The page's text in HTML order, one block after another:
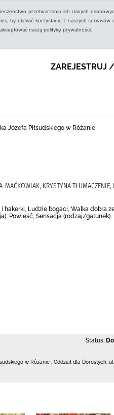
przetwarzania ich danych
by ułatwić korzystanie z naszych
naszą politykę prywatności.
ZAREJESTRUJ
Józefa Piłsudskiego w Różanie
MAĆKOWIAK, KRYSTYNA
hakerki, Ludzie bogaci, Walka dobra
Powieść, Sensacja (rodzaj/gatunek)
Status:
w Różanie Oddział dla Dorosłych,